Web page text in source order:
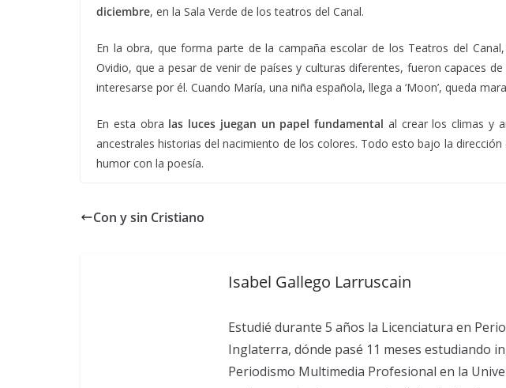
diciembre, en la Sala Verde de los teatros del Canal.
En la obra, que forma parte de la campaña escolar de los Teatros del
Ovidio, que a pesar de venir de países y culturas diferentes, fueron capaces
interesarse por él. Cuando María, una niña española, llega a ‘Moon’, queda
En esta obra las luces juegan un papel fundamental al crear los climas y
ancestrales historias del nacimiento de los colores. Todo esto bajo la
humor con la poesía.
Con y sin Cristiano
Isabel Gallego Larruscain
Estudié durante 5 años la Licenciatura en
Inglaterra, dónde pasé 11 meses estudiando
Periodismo Multimedia Profesional en la